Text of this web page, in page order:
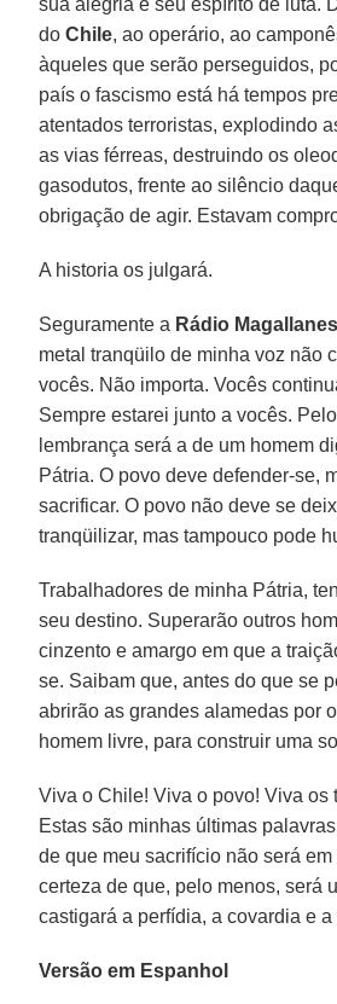
doChile, ao operário, ao
àqueles que serão perseguidos,
país o fascismo está há tempos
atentados terroristas, explodindo
as vias férreas, destruindo os
gasodutos, frente ao silêncio
obrigação de agir. Estavam
A historia os julgará.
Seguramente a Rádio Magallanes
metal tranqüilo de minha voz não
vocês. Não importa. Vocês
Sempre estarei junto a vocês.
lembrança será a de um homem
Pátria. O povo deve defender-se,
sacrificar. O povo não deve se
tranqüilizar, mas tampouco pode
Trabalhadores de minha Pátria,
seu destino. Superarão outros
cinzento e amargo em que a
se. Saibam que, antes do que se
abrirão as grandes alamedas por
homem livre, para construir uma
Viva o Chile! Viva o povo! Viva os
Estas são minhas últimas
de que meu sacrifício não será em
certeza de que, pelo menos, será
castigará a perfídia, a covardia e a
Versão em Espanhol